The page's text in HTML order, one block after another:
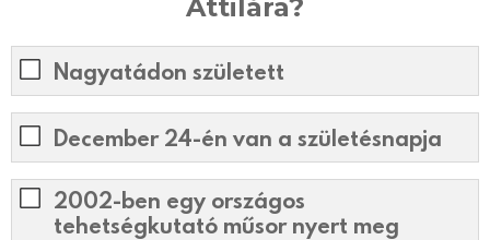
Attilára?
Nagyatádon született
December 24-én van a születésnapja
2002-ben egy országos
tehetségkutató műsor nyert meg